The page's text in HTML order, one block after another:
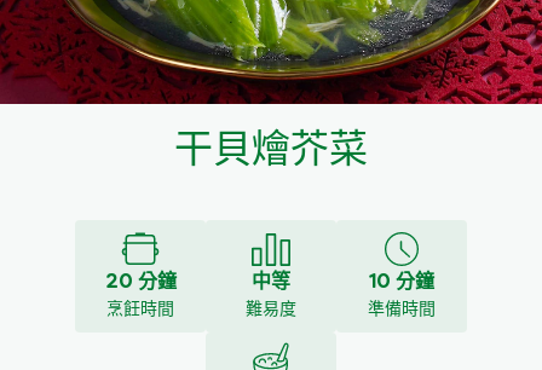
干貝燴芥菜
20 分鐘
烹飪時間
中等
難易度
10 分鐘
準備時間